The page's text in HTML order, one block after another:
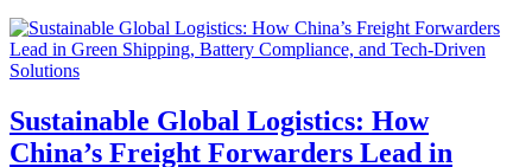
Sustainable Global Logistics: How
China’s Freight Forwarders Lead in